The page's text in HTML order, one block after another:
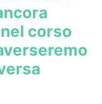
corso